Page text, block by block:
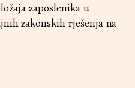
zaposlenika u
zakonskih rješenja na